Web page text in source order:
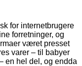
for internetbrugere
forretninger, og
været presset
varer – til babyer
en hel del, og endda